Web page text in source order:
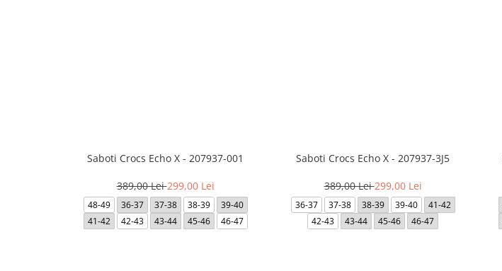
Saboti Crocs Echo X - 207937-001
389,00 Lei299,00 Lei
48-49 36-37 37-38 38-39
39-40
41-42
42-43 43-44 45-46 46-47
Saboti Crocs Echo X - 207937-3J5
389,00 Lei299,00 Lei
36-37 37-38 38-39 39-40
41-42
42-43
43-44 45-46 46-47